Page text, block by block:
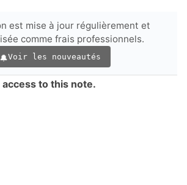
est mise à jour régulièrement et
comme frais professionnels.
Voir les nouveautés
to this note.